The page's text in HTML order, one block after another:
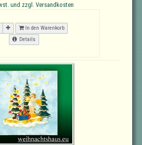
und zzgl. Versandkosten
In den Warenkorb
Details